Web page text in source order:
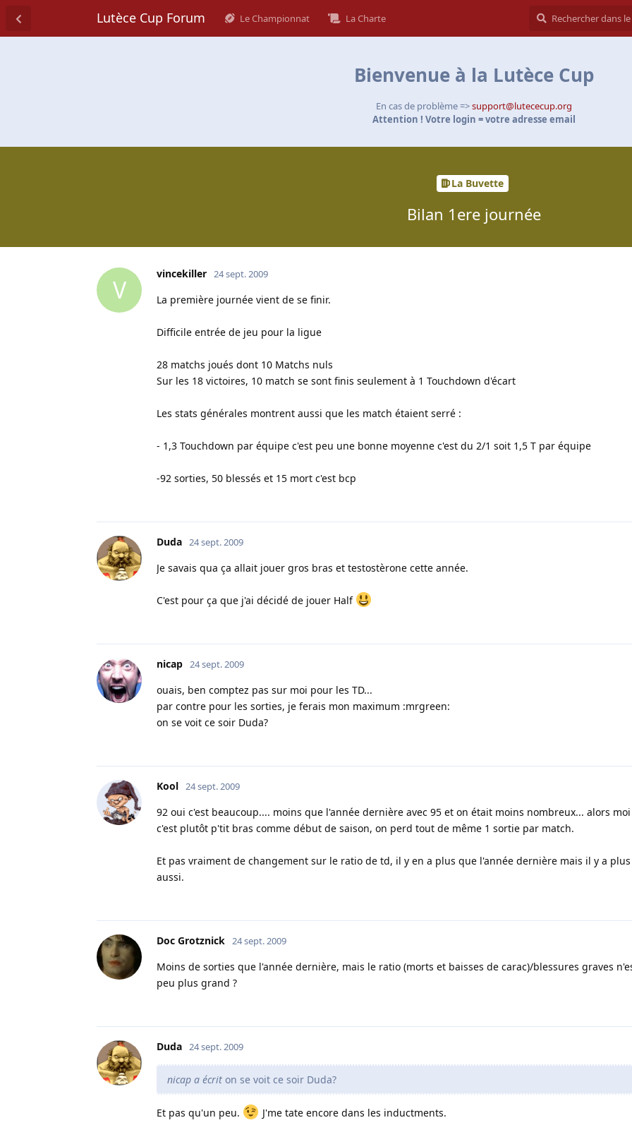
Lutèce Cup Forum Le Championnat La Charte
Bienvenue à la Lutèce Cup
En cas de problème =>support@lutececup.org
Attention ! Votre login = votre adresse email
La Buvette
Bilan 1ere journée
V
vincekiller 24 sept. 2009
La première journée vient de se finir.
Difficile entrée de jeu pour la ligue
28 matchs joués dont 10 Matchs nuls
Sur les 18 victoires, 10 match se sont finis seulement à 1 Touchdown d'écart
Les stats générales montrent aussi que les match étaient serré :
- 1,3 Touchdown par équipe c'est peu une bonne moyenne c'est du 2/1 soit 1,5 T par équipe
-92 sorties, 50 blessés et 15 mort c'est bcp
Duda 24 sept. 2009
Je savais qua ça allait jouer gros bras et testostèrone cette année.
C'est pour ça que j'ai décidé de jouer Half
nicap 24 sept. 2009
ouais, ben comptez pas sur moi pour les TD...
par contre pour les sorties, je ferais mon maximum :mrgreen:
on se voit ce soir Duda?
Kool 24 sept. 2009
92 oui c'est beaucoup.... moins que l'année dernière avec 95 et on était moins nombreux... alors
c'est plutôt p'tit bras comme début de saison, on perd tout de même 1 sortie par match.
Et pas vraiment de changement sur le ratio de td, il y en a plus que l'année dernière mais il y a
aussi.
Doc Grotznick 24 sept. 2009
Moins de sorties que l'année dernière, mais le ratio (morts et baisses de carac)/blessures graves
peu plus grand ?
Duda 24 sept. 2009
nicap a écrit on se voit ce soir Duda?
Et pas qu'un peu. J'me tate encore dans les inductments.